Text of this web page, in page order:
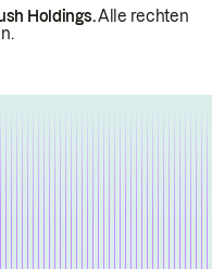
Holdings.Alle rechten